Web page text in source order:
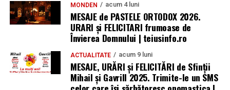
MONDEN acum 4 luni
MESAJE de PASTELE ORTODOX 2026.
URARI și FELICITARI frumoase de
Învierea Domnului | teiusinfo.ro
ACTUALITATE acum 9 luni
MESAJE, URĂRI și FELICITĂRI de Sfinții
Mihail și Gavrill 2025. Trimite-le un SMS